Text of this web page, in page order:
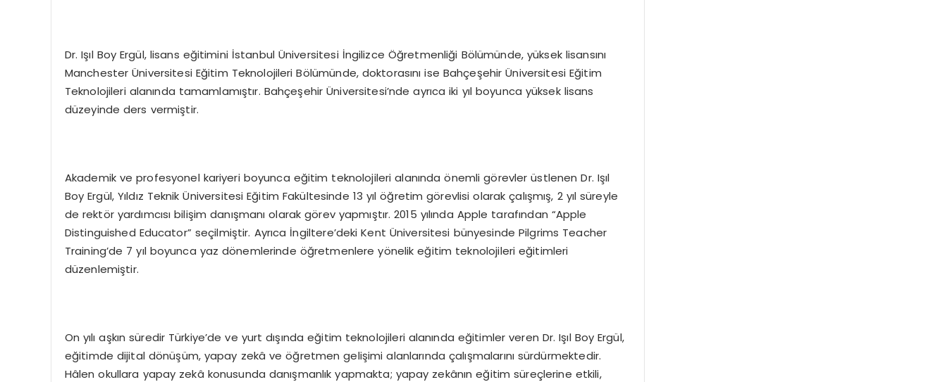
Dr. Işıl Boy Ergül, lisans eğitimini İstanbul Üniversitesi İngilizce Öğretmenliği Bölümünde, yüksek lisansını
Manchester Üniversitesi Eğitim Teknolojileri Bölümünde, doktorasını ise Bahçeşehir Üniversitesi Eğitim
Teknolojileri alanında tamamlamıştır. Bahçeşehir Üniversitesi’nde ayrıca iki yıl boyunca yüksek lisans
düzeyinde ders vermiştir.
Akademik ve profesyonel kariyeri boyunca eğitim teknolojileri alanında önemli görevler üstlenen Dr. Işıl
Boy Ergül, Yıldız Teknik Üniversitesi Eğitim Fakültesinde 13 yıl öğretim görevlisi olarak çalışmış, 2 yıl süreyle
de rektör yardımcısı bilişim danışmanı olarak görev yapmıştır. 2015 yılında Apple tarafından “Apple
Distinguished Educator” seçilmiştir. Ayrıca İngiltere’deki Kent Üniversitesi bünyesinde Pilgrims Teacher
Training’de 7 yıl boyunca yaz dönemlerinde öğretmenlere yönelik eğitim teknolojileri eğitimleri
düzenlemiştir.
On yılı aşkın süredir Türkiye’de ve yurt dışında eğitim teknolojileri alanında eğitimler veren Dr. Işıl Boy Ergül,
eğitimde dijital dönüşüm, yapay zekâ ve öğretmen gelişimi alanlarında çalışmalarını sürdürmektedir.
Hâlen okullara yapay zekâ konusunda danışmanlık yapmakta; yapay zekânın eğitim süreçlerine etkili,